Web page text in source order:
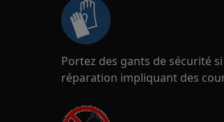
Portez des gants de sécurité
réparation impliquant des